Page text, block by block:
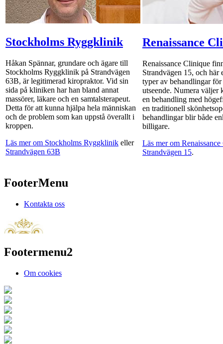
Stockholms Ryggklinik
Håkan Spännar, grundare och ägare till
Stockholms Ryggklinik på Strandvägen
63B, är legitimerad kiropraktor. Vid sin
sida på kliniken har han bland annat
massörer, läkare och en samtalsterapeut.
Detta för att kunna hjälpa hela människan
och de problem som kan uppstå överallt i
kroppen.
Läs mer om Stockholms Ryggklinik eller
Strandvägen 63B
Renaissance
Renaissance Clinique
Strandvägen 15, och här
typer av behandlingar för
utseende. Numera väljer
en behandling med
en traditionell
behandlingar blir både
billigare.
Läs mer om
Strandvägen 15.
FooterMenu
Kontakta oss
Footermenu2
Om cookies